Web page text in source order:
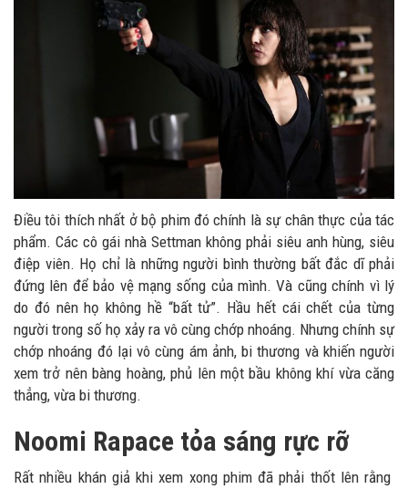
Điều tôi thích nhất ở bộ phim đó chính là sự chân thực của tác
phẩm. Các cô gái nhà Settman không phải siêu anh hùng, siêu
điệp viên. Họ chỉ là những người bình thường bất đắc dĩ phải
đứng lên để bảo vệ mạng sống của mình. Và cũng chính vì lý
do đó nên họ không hề “bất tử”. Hầu hết cái chết của từng
người trong số họ xảy ra vô cùng chớp nhoáng. Nhưng chính sự
chớp nhoáng đó lại vô cùng ám ảnh, bi thương và khiến người
xem trở nên bàng hoàng, phủ lên một bầu không khí vừa căng
thẳng, vừa bi thương.
Noomi Rapace tỏa sáng rực rỡ
Rất nhiều khán giả khi xem xong phim đã phải thốt lên rằng